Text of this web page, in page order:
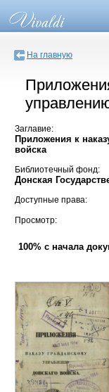
На главную
Заглавие:
Приложения к
войска
Библиотечный фонд:
Донская
Доступные права:
Просмотр:
100% с начала